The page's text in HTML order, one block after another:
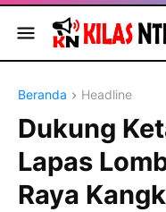
Beranda Headline
Dukung
Lapas
Raya